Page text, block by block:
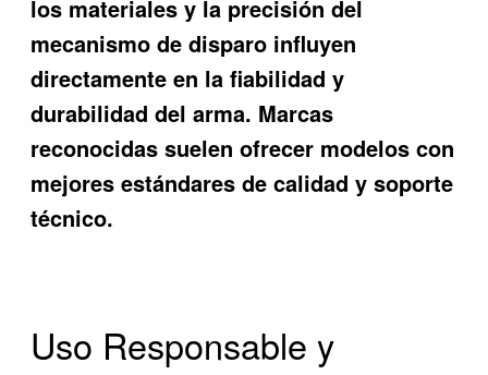
los materiales y la precisión del
mecanismo de disparo influyen
directamente en la fiabilidad y
durabilidad del arma. Marcas
reconocidas suelen ofrecer modelos con
mejores estándares de calidad y soporte
técnico.
Uso Responsable y